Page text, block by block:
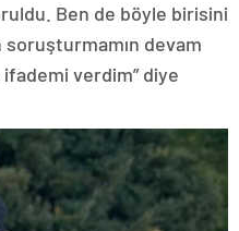
Ben de böyle birisini
soruşturmamın devam
verdim” diye